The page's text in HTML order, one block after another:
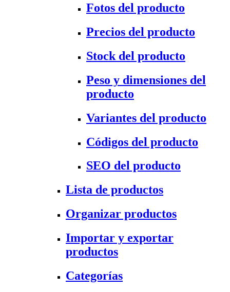
Fotos del producto
Precios del producto
Stock del producto
Peso y dimensiones del
producto
Variantes del producto
Códigos del producto
SEO del producto
Lista de productos
Organizar productos
Importar y exportar
productos
Categorías